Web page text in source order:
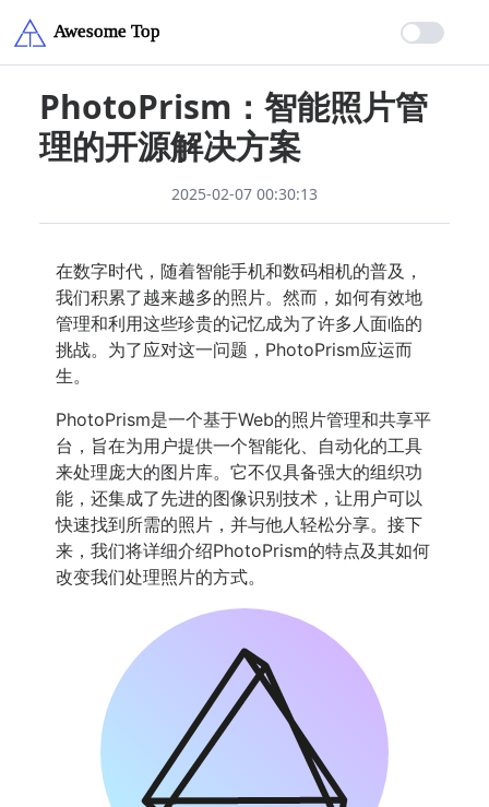
PhotoPrism：智能照片管
理的开源解决方案
2025-02-07 00:30:13
在数字时代，随着智能手机和数码相机的普及，
我们积累了越来越多的照片。然而，如何有效地
管理和利用这些珍贵的记忆成为了许多人面临的
挑战。为了应对这一问题，PhotoPrism应运而
生。
PhotoPrism是一个基于Web的照片管理和共享平
台，旨在为用户提供一个智能化、自动化的工具
来处理庞大的图片库。它不仅具备强大的组织功
能，还集成了先进的图像识别技术，让用户可以
快速找到所需的照片，并与他人轻松分享。接下
来，我们将详细介绍PhotoPrism的特点及其如何
改变我们处理照片的方式。